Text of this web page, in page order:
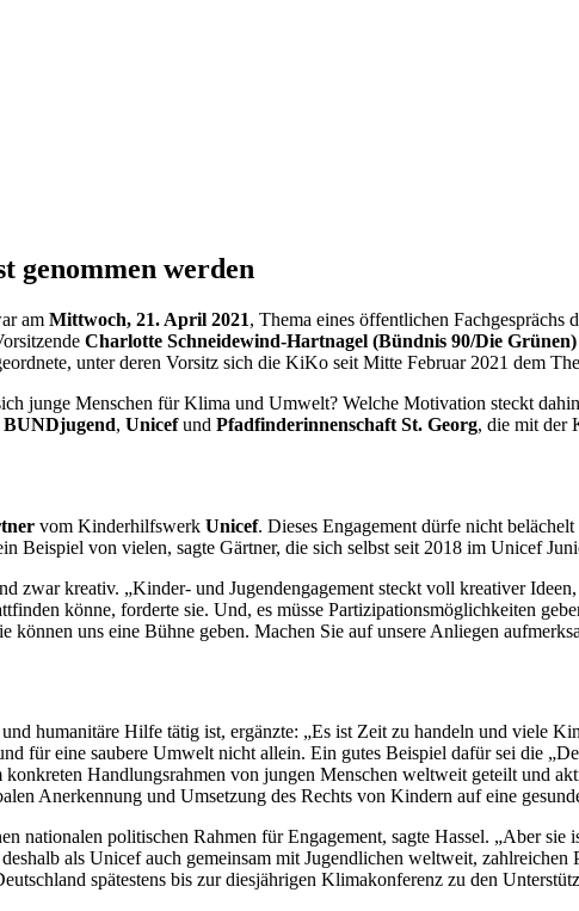
genommen werden
am Mittwoch, 21. April 2021, Thema eines öffentlichen Fachgesprächs
Charlotte Schneidewind-Hartnagel (Bündnis 90/Die Grünen)
unter deren Vorsitz sich die KiKo seit Mitte Februar 2021 dem
junge Menschen für Klima und Umwelt? Welche Motivation steckt
BUNDjugend, Unicefund Pfadfinderinnenschaft St. Georg, die mit der
vom Kinderhilfswerk Unicef. Dieses Engagement dürfe nicht belächelt
Beispiel von vielen, sagte Gärtner, die sich selbst seit 2018 im Unicef
zwar kreativ. „Kinder- und Jugendengagement steckt voll kreativer
könne, forderte sie. Und, es müsse Partizipationsmöglichkeiten
uns eine Bühne geben. Machen Sie auf unsere Anliegen
humanitäre Hilfe tätig ist, ergänzte: „Es ist Zeit zu handeln und viele
für eine saubere Umwelt nicht allein. Ein gutes Beispiel dafür sei die „
Handlungsrahmen von jungen Menschen weltweit geteilt und
Anerkennung und Umsetzung des Rechts von Kindern auf eine
nationalen politischen Rahmen für Engagement, sagte Hassel. „Aber
als Unicef auch gemeinsam mit Jugendlichen weltweit,
spätestens bis zur diesjährigen Klimakonferenz zu den